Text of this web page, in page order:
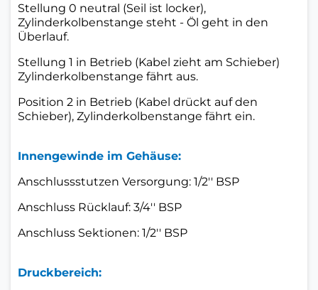
Stellung 0 neutral (Seil ist locker),
Zylinderkolbenstange steht - Öl geht in den
Überlauf.
Stellung 1 in Betrieb (Kabel zieht am Schieber)
Zylinderkolbenstange fährt aus.
Position 2 in Betrieb (Kabel drückt auf den
Schieber), Zylinderkolbenstange fährt ein.
Innengewinde im Gehäuse:
Anschlussstutzen Versorgung: 1/2'' BSP
Anschluss Rücklauf: 3/4'' BSP
Anschluss Sektionen: 1/2'' BSP
Druckbereich: